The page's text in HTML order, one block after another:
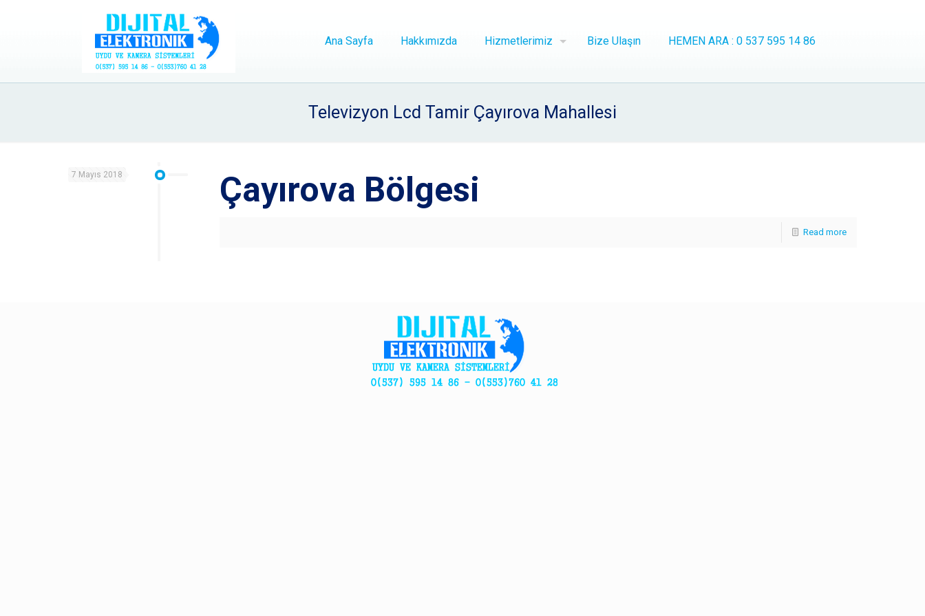
Ana Sayfa Hakkımızda Hizmetlerimiz Bize Ulaşın HEMEN ARA : 0 537 595 14 86
Televizyon Lcd Tamir Çayırova Mahallesi
7 Mayıs 2018 Çayırova Bölgesi
Read more